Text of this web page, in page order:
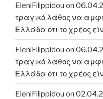
EleniFilippidou on
τραγικό λάθος να
Ελλάδα ότι το χρέος
EleniFilippidou on
τραγικό λάθος να
Ελλάδα ότι το χρέος
EleniFilippidou on